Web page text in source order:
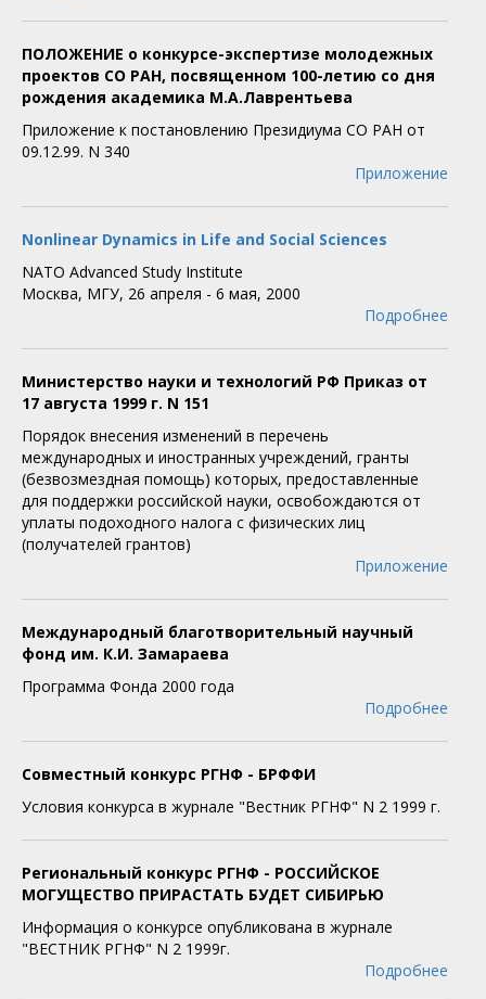
ПОЛОЖЕНИЕ о конкурсе-экспертизе молодежных
проектов СО РАН, посвященном 100-летию со дня
рождения академика М.А.Лаврентьева
Приложение к постановлению Президиума СО РАН от
09.12.99. N 340
Приложение
Nonlinear Dynamics in Life and Social Sciences
NATO Advanced Study Institute
Москва, МГУ, 26 апреля - 6 мая, 2000
Подробнее
Министерство науки и технологий РФ Приказ от
17 августа 1999 г. N 151
Порядок внесения изменений в перечень
международных и иностранных учреждений, гранты
(безвозмездная помощь) которых, предоставленные
для поддержки российской науки, освобождаются от
уплаты подоходного налога с физических лиц
(получателей грантов)
Приложение
Международный благотворительный научный
фонд им. К.И. Замараева
Программа Фонда 2000 года
Подробнее
Совместный конкурс РГНФ - БРФФИ
Условия конкурса в журнале "Вестник РГНФ" N 2 1999 г.
Региональный конкурс РГНФ - РОССИЙСКОЕ
МОГУЩЕСТВО ПРИРАСТАТЬ БУДЕТ СИБИРЬЮ
Информация о конкурсе опубликована в журнале
"ВЕСТНИК РГНФ" N 2 1999г.
Подробнее